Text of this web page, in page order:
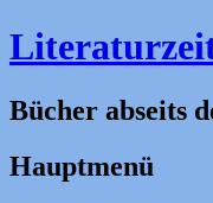
Bücher abseits
Hauptmenü